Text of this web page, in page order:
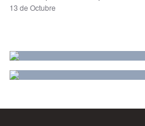
13 de Octubre